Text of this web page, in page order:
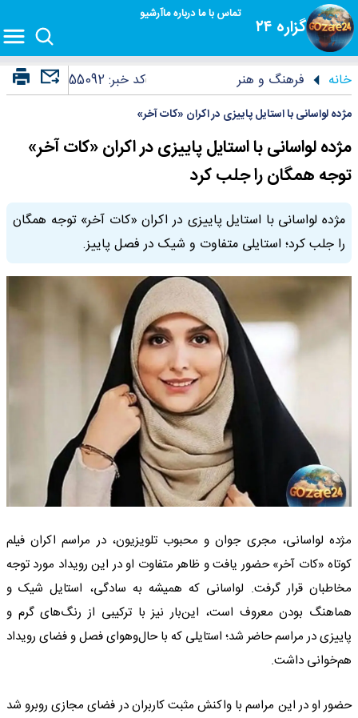
گزاره ۲۴
تماس با مادرباره ماآرشیو
خانه فرهنگ و هنر کد خبر:55092
مژده لواسانی با استایل پاییزی در اکران «کات آخر»
مژده لواسانی با استایل پاییزی در اکران «کات آخر»
توجه‌ همگان را جلب کرد
مژده لواسانی با استایل پاییزی در اکران «کات آخر» توجه همگان
را جلب کرد؛ استایلی متفاوت و شیک در فصل پاییز.
مژده لواسانی، مجری جوان و محبوب تلویزیون، در مراسم اکران فیلم
کوتاه «کات آخر» حضور یافت و ظاهر متفاوت او در این رویداد مورد توجه
مخاطبان قرار گرفت. لواسانی که همیشه به سادگی، استایل شیک و
هماهنگ بودن معروف است، این‌بار نیز با ترکیبی از رنگ‌های گرم و
پاییزی در مراسم حاضر شد؛ استایلی که با حال‌وهوای فصل و فضای رویداد
هم‌خوانی داشت.
حضور او در این مراسم با واکنش مثبت کاربران در فضای مجازی روبرو شد